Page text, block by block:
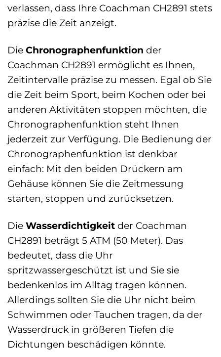
verlassen, dass Ihre Coachman CH2891 stets
präzise die Zeit anzeigt.
Die Chronographenfunktion der
Coachman CH2891 ermöglicht es Ihnen,
Zeitintervalle präzise zu messen. Egal ob Sie
die Zeit beim Sport, beim Kochen oder bei
anderen Aktivitäten stoppen möchten, die
Chronographenfunktion steht Ihnen
jederzeit zur Verfügung. Die Bedienung der
Chronographenfunktion ist denkbar
einfach: Mit den beiden Drückern am
Gehäuse können Sie die Zeitmessung
starten, stoppen und zurücksetzen.
Die Wasserdichtigkeit der Coachman
CH2891 beträgt 5 ATM (50 Meter). Das
bedeutet, dass die Uhr
spritzwassergeschützt ist und Sie sie
bedenkenlos im Alltag tragen können.
Allerdings sollten Sie die Uhr nicht beim
Schwimmen oder Tauchen tragen, da der
Wasserdruck in größeren Tiefen die
Dichtungen beschädigen könnte.